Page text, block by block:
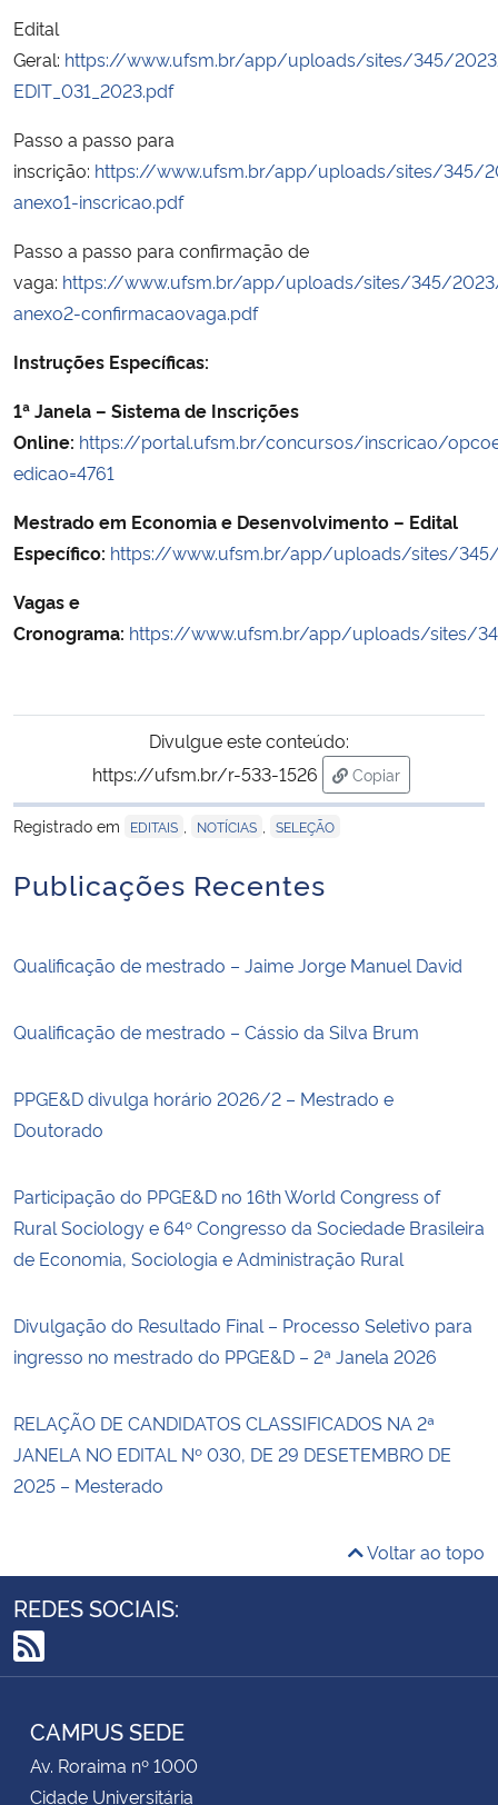
Edital
Geral: https://www.ufsm.br/app/uploads/sites/345/
EDIT_031_2023.pdf
Passo a passo para
inscrição: https://www.ufsm.br/app/uploads/sites/345/
anexo1-inscricao.pdf
Passo a passo para confirmação de
vaga: https://www.ufsm.br/app/uploads/sites/345/
anexo2-confirmacaovaga.pdf
Instruções Específicas:
1ª Janela – Sistema de Inscrições
Online: https://portal.ufsm.br/concursos/inscricao/
edicao=4761
Mestrado em Economia e Desenvolvimento – Edital
Específico: https://www.ufsm.br/app/uploads/sites/345/
Vagas e
Cronograma: https://www.ufsm.br/app/uploads/sites/
Divulgue este conteúdo:
https://ufsm.br/r-533-1526
Copiar
para área de
Registrado em
EDITAIS NOTÍCIAS SELEÇÃO
Publicações Recentes
Qualificação de mestrado – Jaime Jorge Manuel David
Qualificação de mestrado – Cássio da Silva Brum
PPGE&D divulga horário 2026/2 – Mestrado e
Doutorado
Participação do PPGE&D no 16th World Congress of
Rural Sociology e 64º Congresso da Sociedade Brasileira
de Economia, Sociologia e Administração Rural
Divulgação do Resultado Final – Processo Seletivo para
ingresso no mestrado do PPGE&D – 2ª Janela 2026
RELAÇÃO DE CANDIDATOS CLASSIFICADOS NA 2ª
JANELA NO EDITAL Nº 030, DE 29 DESETEMBRO DE
2025 – Mesterado
Voltar ao topo
REDES SOCIAIS:
RSS
CAMPUS SEDE
Av. Roraima nº 1000
Cidade Universitária